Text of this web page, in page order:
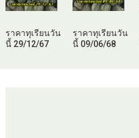
ราคาทุเรียนวัน
นี้ 29/12/67
ราคาทุเรียนวัน
นี้ 09/06/68